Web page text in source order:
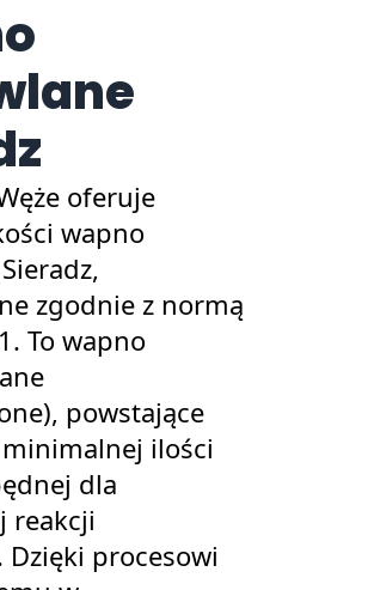
oferuje
wapno
zgodnie z normą
To wapno
powstające
ilości
dla
reakcji
Dzięki procesowi